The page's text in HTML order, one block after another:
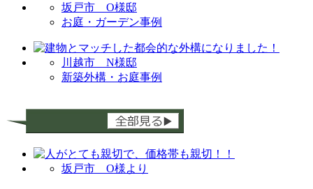
坂戸市 O様邸
お庭・ガーデン事例
川越市 N様邸
新築外構・お庭事例
坂戸市 O様より